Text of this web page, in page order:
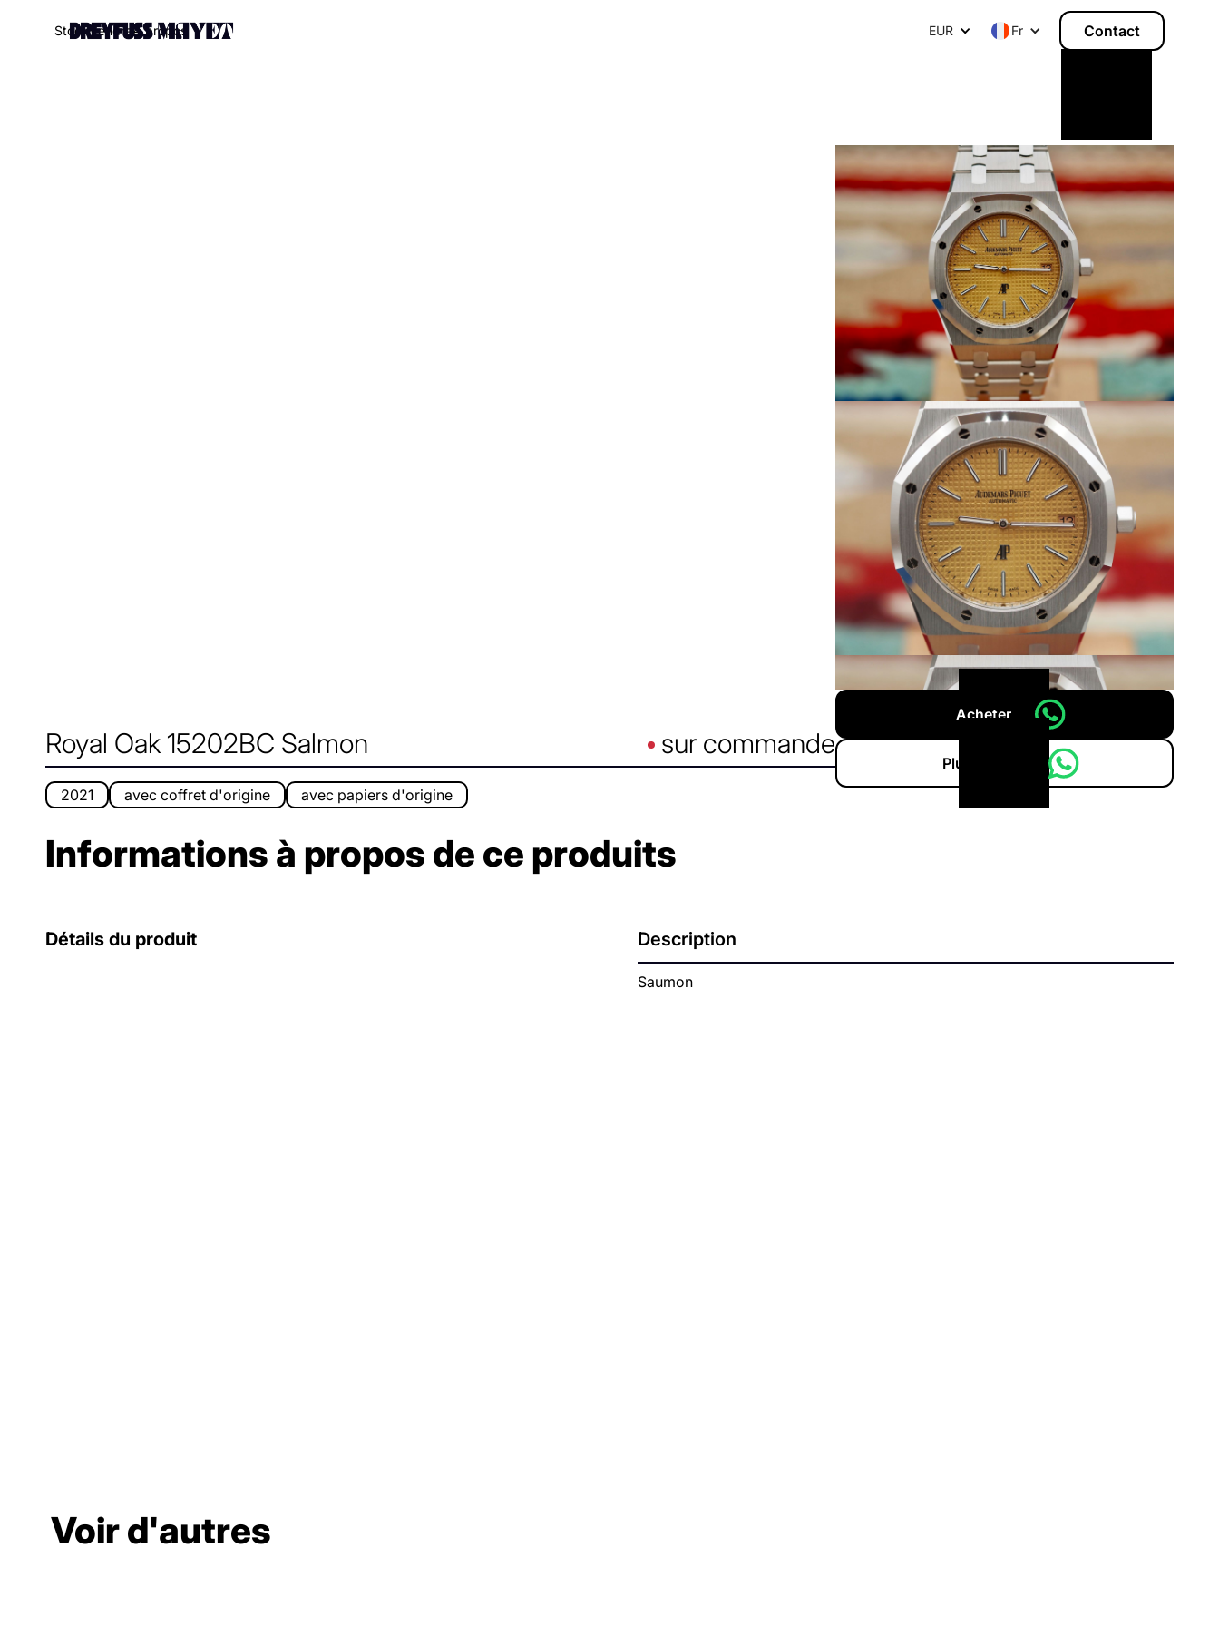
Sto c kVendr e À prop os EUR Fr Contact
Royal Oak 15202BC Salmon sur commande
2021 avec coffret d'origine avec papiers d'origine
Acheter
Plus d'infos
Informations à propos de ce produits
Détails du produit Description
Saumon
Voir d'autres